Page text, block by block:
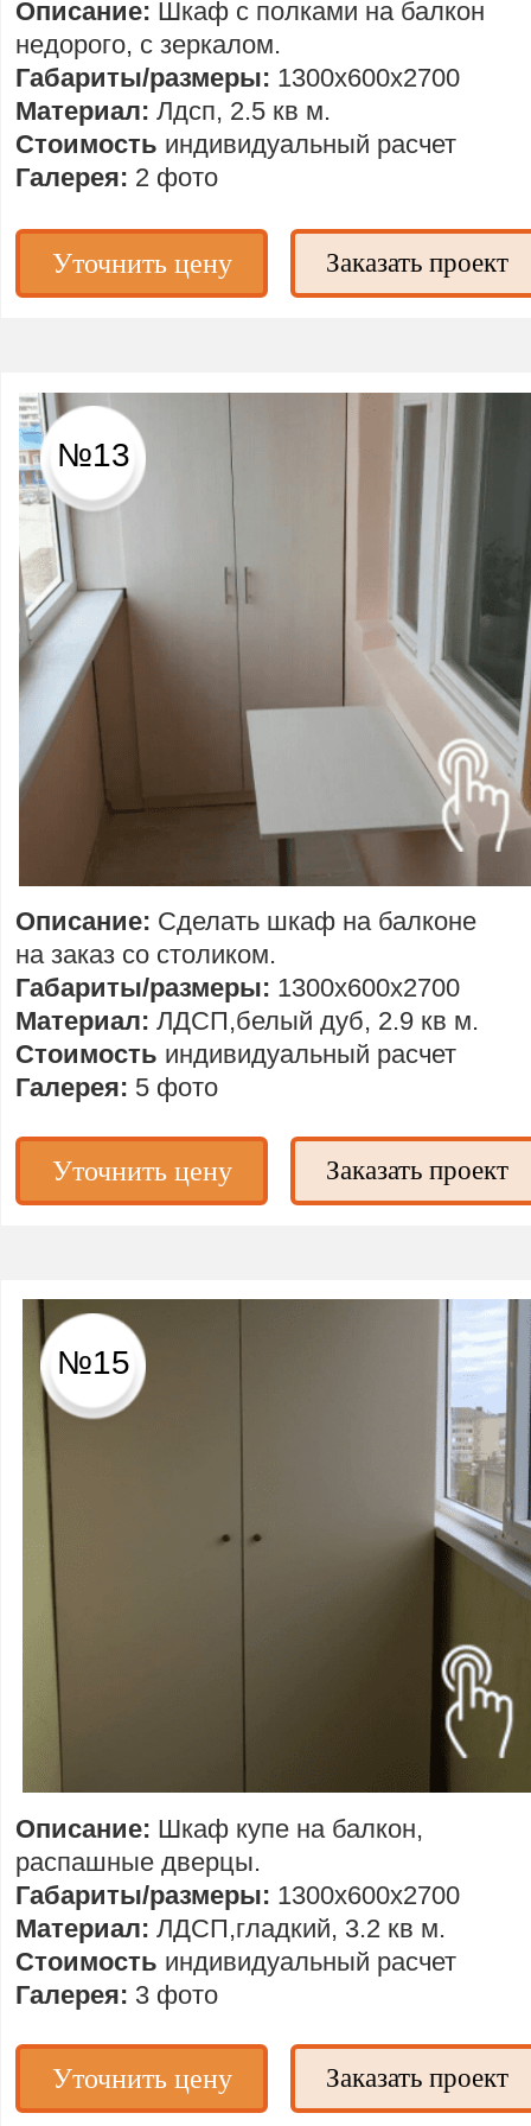
Уточнить цену Заказать проект
№15
Заказать проект
№13
Описание: Сделать шкаф на балконе
на заказ со столиком.
Габариты/размеры: 1300х600х2700
Материал: ЛДСП,белый дуб, 2.9 кв м.
Стоимость индивидуальный расчет
Галерея: 5 фото
Описание: Шкаф с полками на балкон
недорого, с зеркалом.
Габариты/размеры: 1300х600х2700
Материал: Лдсп, 2.5 кв м.
Стоимость индивидуальный расчет
Галерея: 2 фото
Уточнить цену
Описание: Шкаф купе на балкон,
распашные дверцы.
Габариты/размеры: 1300х600х2700
Материал: ЛДСП,гладкий, 3.2 кв м.
Стоимость индивидуальный расчет
Галерея: 3 фото
Заказать проект
Уточнить цену